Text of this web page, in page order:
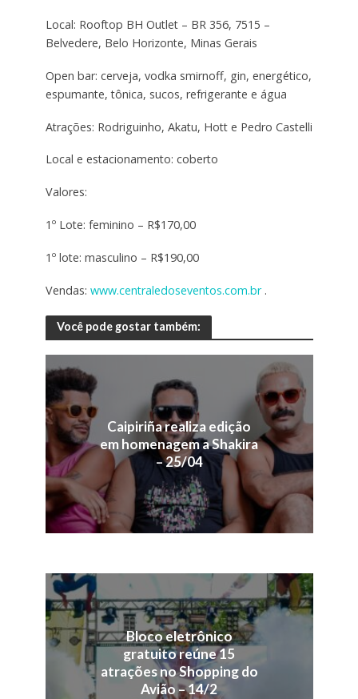
Local: Rooftop BH Outlet – BR 356, 7515 –
Belvedere, Belo Horizonte, Minas Gerais
Open bar: cerveja, vodka smirnoff, gin, energético,
espumante, tônica, sucos, refrigerante e água
Atrações: Rodriguinho, Akatu, Hott e Pedro Castelli
Local e estacionamento: coberto
Valores:
1º Lote: feminino – R$170,00
1º lote: masculino – R$190,00
Vendas: www.centraledoseventos.com.br.
Você pode gostar também:
Caipiriña realiza edição
em homenagem a Shakira
– 25/04
Bloco eletrônico
gratuito reúne 15
atrações no Shopping do
Avião – 14/2